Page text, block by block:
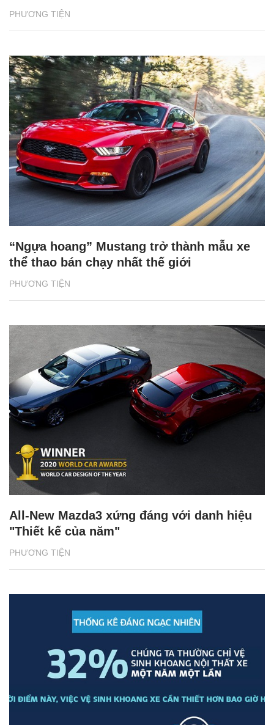
PHƯƠNG TIỆN
PHƯƠNG TIỆN
“Ngựa hoang” Mustang trở thành mẫu xe
thể thao bán chạy nhất thế giới
PHƯƠNG TIỆN
All-New Mazda3 xứng đáng với danh hiệu
"Thiết kế của năm"